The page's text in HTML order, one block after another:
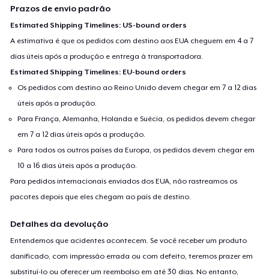
Prazos de envio padrão
Estimated Shipping Timelines: US-bound orders
A estimativa é que os pedidos com destino aos EUA cheguem em 4 a 7
dias úteis após a produção e entrega à transportadora.
Estimated Shipping Timelines: EU-bound orders
Os pedidos com destino ao Reino Unido devem chegar em 7 a 12 dias
úteis após a produção.
Para França, Alemanha, Holanda e Suécia, os pedidos devem chegar
em 7 a 12 dias úteis após a produção.
Para todos os outros países da Europa, os pedidos devem chegar em
10 a 16 dias úteis após a produção.
Para pedidos internacionais enviados dos EUA, não rastreamos os
pacotes depois que eles chegam ao país de destino.
Detalhes da devolução
Entendemos que acidentes acontecem. Se você receber um produto
danificado, com impressão errada ou com defeito, teremos prazer em
substituí-lo ou oferecer um reembolso em até 30 dias. No entanto,